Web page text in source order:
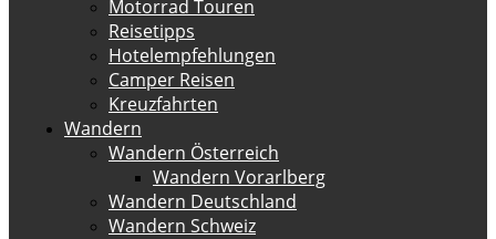
Motorrad Touren
Reisetipps
Hotelempfehlungen
Camper Reisen
Kreuzfahrten
Wandern
Wandern Österreich
Wandern Vorarlberg
Wandern Deutschland
Wandern Schweiz